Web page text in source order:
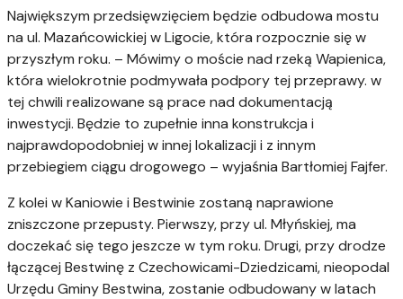
Największym przedsięwzięciem będzie odbudowa mostu
na ul. Mazańcowickiej w Ligocie, która rozpocznie się w
przyszłym roku. – Mówimy o moście nad rzeką Wapienica,
która wielokrotnie podmywała podpory tej przeprawy. w
tej chwili realizowane są prace nad dokumentacją
inwestycji. Będzie to zupełnie inna konstrukcja i
najprawdopodobniej w innej lokalizacji i z innym
przebiegiem ciągu drogowego – wyjaśnia Bartłomiej Fajfer.
Z kolei w Kaniowie i Bestwinie zostaną naprawione
zniszczone przepusty. Pierwszy, przy ul. Młyńskiej, ma
doczekać się tego jeszcze w tym roku. Drugi, przy drodze
łączącej Bestwinę z Czechowicami-Dziedzicami, nieopodal
Urzędu Gminy Bestwina, zostanie odbudowany w latach